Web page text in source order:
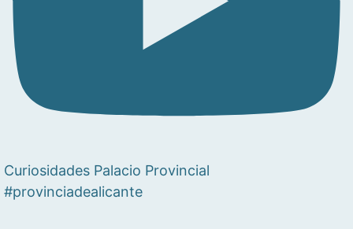
Curiosidades Palacio Provincial
#provinciadealicante